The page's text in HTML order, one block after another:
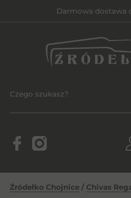
Darmowa dostawa
Źródełko Chojnice / Chivas